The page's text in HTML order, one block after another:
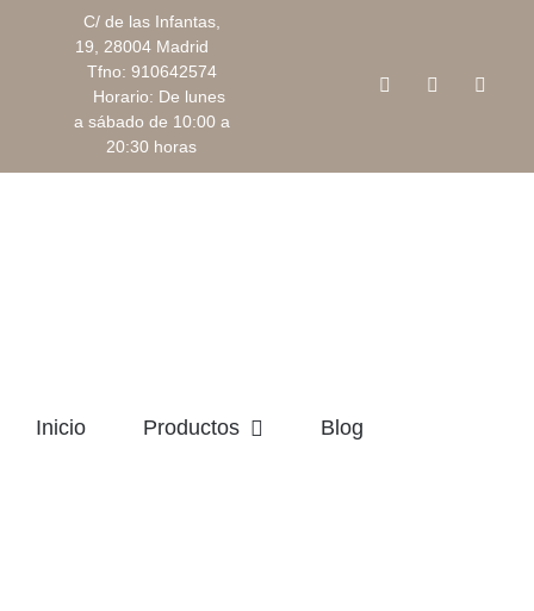
C/ de las Infantas,
19, 28004 Madrid
Tfno: 910642574
Horario: De lunes
a sábado de 10:00 a
20:30 horas
FacebookInstagram
Inicio Productos Blog